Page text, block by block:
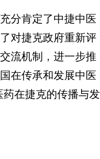
分肯定了中捷中医
对捷克政府重新评
流机制，进一步推
在传承和发展中医
在捷克的传播与发